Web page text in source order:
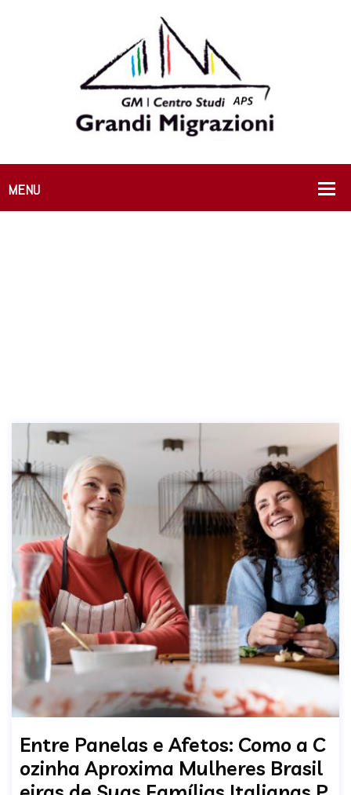
Entre Panelas e Afetos: Como a C
ozinha Aproxima Mulheres Brasil